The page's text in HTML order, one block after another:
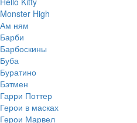
Monster High
Ам ням
Барби
Барбоскины
Буба
Буратино
Бэтмен
Гарри Поттер
Герои в масках
Герои Марвел